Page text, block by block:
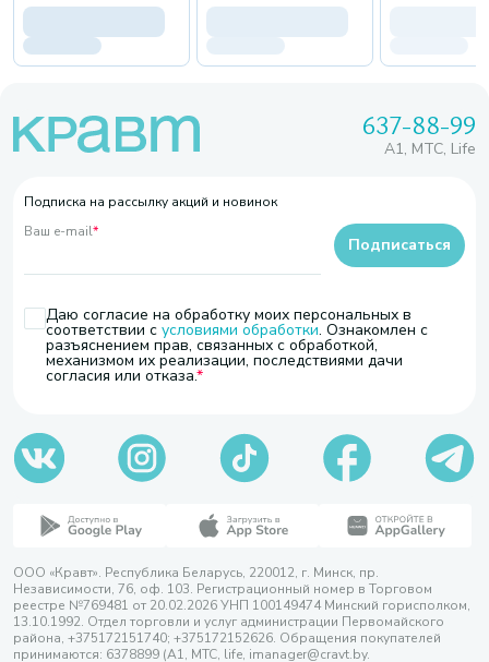
637-88-99
A1, МТС, Life
Подписка на рассылку акций и новинок
Ваш e-mail*
Даю согласие на обработку моих персональных в
соответствии с условиями обработки. Ознакомлен с
разъяснением прав, связанных с обработкой,
механизмом их реализации, последствиями дачи
согласия или отказа.
Подписаться
ООО «Кравт». Республика Беларусь, 220012, г. Минск, пр.
Независимости, 76, оф. 103. Регистрационный номер в Торговом
реестре №769481 от 20.02.2026 УНП 100149474 Минский горисполком,
13.10.1992. Отдел торговли и услуг администрации Первомайского
района, +375172151740; +375172152626. Обращения покупателей
принимаются: 6378899 (А1, МТС, life, imanager@cravt.by.